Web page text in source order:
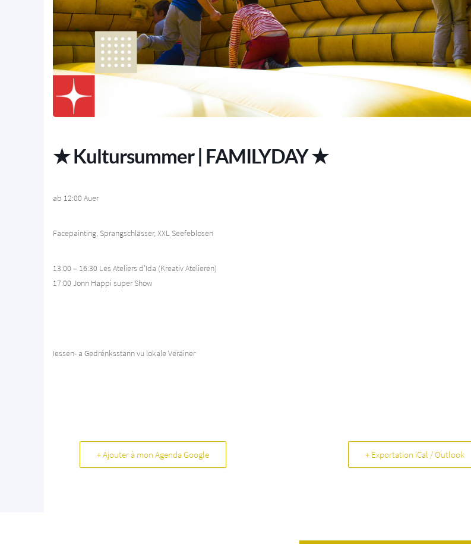
★ Kultursummer | FAMILYDAY ★
ab 12:00 Auer
Facepainting, Sprangschlässer, XXL Seefeblosen
13:00 – 16:30 Les Ateliers d’Ida (Kreativ Atelieren)
17:00 Jonn Happi super Show
Iessen- a Gedrénksstänn vu lokale Veräiner
+ Ajouter à mon Agenda Google + Exportation iCal / Outlook